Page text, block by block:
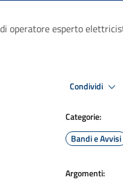
operatore esperto
Condividi
Categorie:
Bandi e Avvisi
Argomenti: